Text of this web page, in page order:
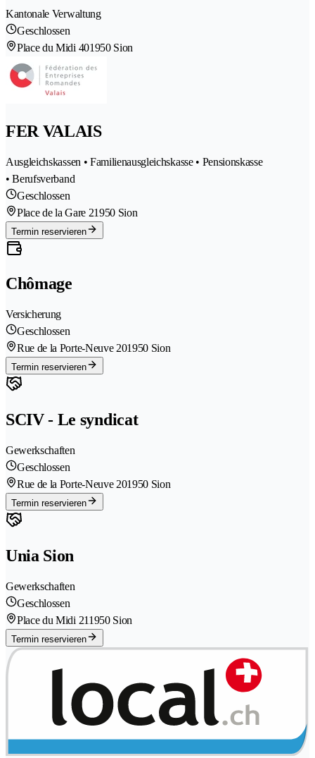
Kantonale Verwaltung
Geschlossen
Place du Midi 401950 Sion
FER VALAIS
Ausgleichskassen • Familienausgleichskasse • Pensionskasse
• Berufsverband
Geschlossen
Place de la Gare 21950 Sion
Termin reservieren
Chômage
Versicherung
Geschlossen
Rue de la Porte-Neuve 201950 Sion
Termin reservieren
SCIV - Le syndicat
Gewerkschaften
Geschlossen
Rue de la Porte-Neuve 201950 Sion
Termin reservieren
Unia Sion
Gewerkschaften
Geschlossen
Place du Midi 211950 Sion
Termin reservieren